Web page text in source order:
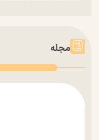
مجله